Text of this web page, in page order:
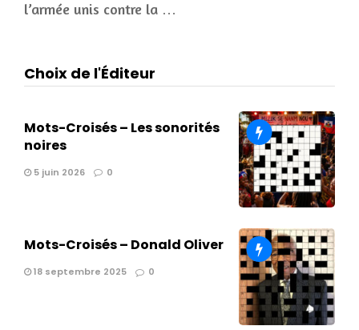
l’armée unis contre la …
Choix de l'Éditeur
Mots-Croisés – Les sonorités
noires
5 juin 2026 0
Mots-Croisés – Donald Oliver
18 septembre 2025 0